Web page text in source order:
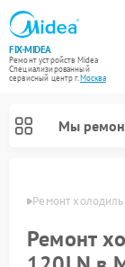
FIX-MIDEA
Ремонт устройств Midea
Специализированный
cервисный центр г.Москва
Мы
Ремонт
Ремонт